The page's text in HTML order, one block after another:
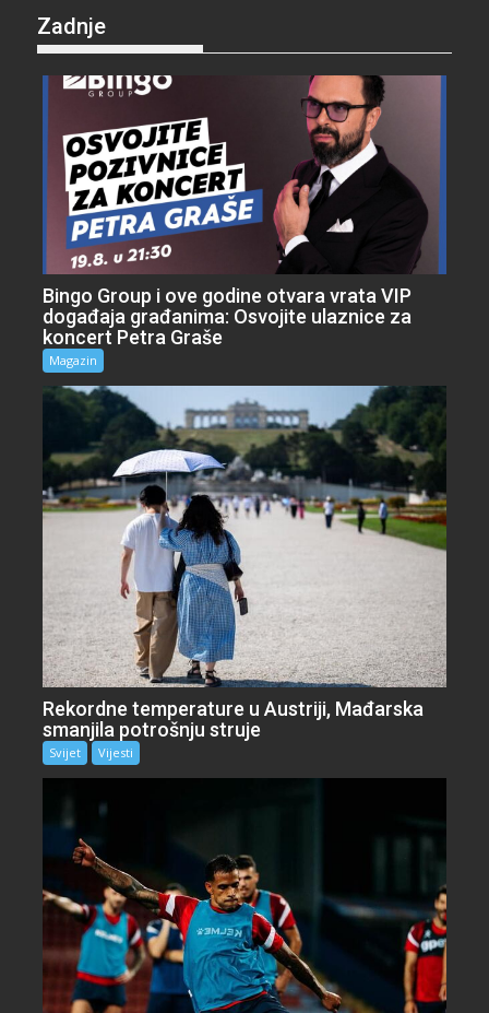
Zadnje
Bingo Group i ove godine otvara vrata VIP
događaja građanima: Osvojite ulaznice za
koncert Petra Graše
Magazin
Rekordne temperature u Austriji, Mađarska
smanjila potrošnju struje
Svijet Vijesti